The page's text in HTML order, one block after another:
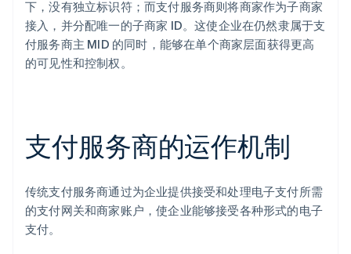
下，没有独立标识符；而支付服务商则将商家作为子商家
接入，并分配唯一的子商家 ID。这使企业在仍然隶属于支
付服务商主 MID 的同时，能够在单个商家层面获得更高
的可见性和控制权。
支付服务商的运作机制
传统支付服务商通过为企业提供接受和处理电子支付所需
的支付网关和商家账户，使企业能够接受各种形式的电子
支付。